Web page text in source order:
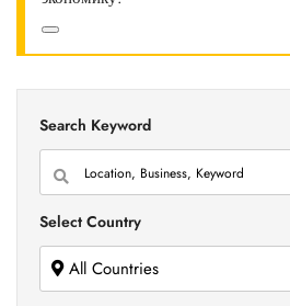
Search Keyword
Select Country
All Countries